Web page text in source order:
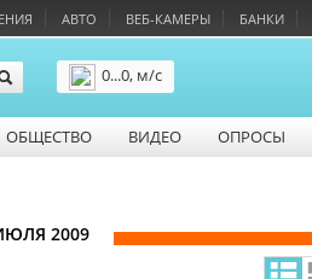
АВТО ВЕБ-КАМЕРЫ БАНКИ
0...0, м/с
ОБЩЕСТВО ВИДЕО ОПРОСЫ
2009